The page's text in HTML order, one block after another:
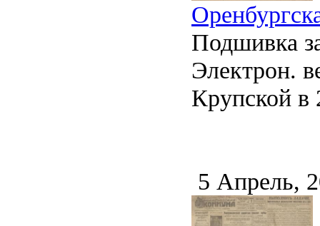
Подшивка
Электрон.
Крупской в
5 Апрель,